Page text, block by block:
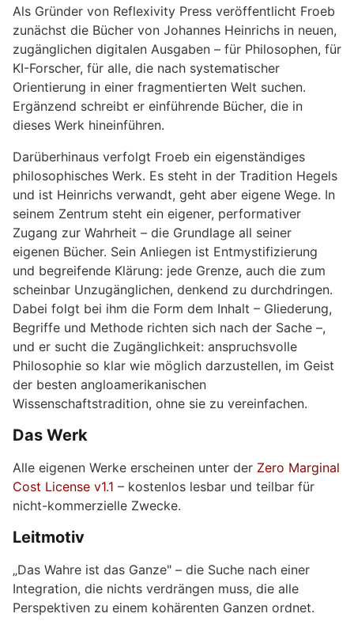
Als Gründer von Reflexivity Press veröffentlicht Froeb
zunächst die Bücher von Johannes Heinrichs in neuen,
zugänglichen digitalen Ausgaben – für Philosophen, für
KI-Forscher, für alle, die nach systematischer
Orientierung in einer fragmentierten Welt suchen.
Ergänzend schreibt er einführende Bücher, die in
dieses Werk hineinführen.
Darüberhinaus verfolgt Froeb ein eigenständiges
philosophisches Werk. Es steht in der Tradition Hegels
und ist Heinrichs verwandt, geht aber eigene Wege. In
seinem Zentrum steht ein eigener, performativer
Zugang zur Wahrheit – die Grundlage all seiner
eigenen Bücher. Sein Anliegen ist Entmystifizierung
und begreifende Klärung: jede Grenze, auch die zum
scheinbar Unzugänglichen, denkend zu durchdringen.
Dabei folgt bei ihm die Form dem Inhalt – Gliederung,
Begriffe und Methode richten sich nach der Sache –,
und er sucht die Zugänglichkeit: anspruchsvolle
Philosophie so klar wie möglich darzustellen, im Geist
der besten angloamerikanischen
Wissenschaftstradition, ohne sie zu vereinfachen.
Das Werk
Alle eigenen Werke erscheinen unter der Zero Marginal
Cost License v1.1 – kostenlos lesbar und teilbar für
nicht-kommerzielle Zwecke.
Leitmotiv
„Das Wahre ist das Ganze" – die Suche nach einer
Integration, die nichts verdrängen muss, die alle
Perspektiven zu einem kohärenten Ganzen ordnet.